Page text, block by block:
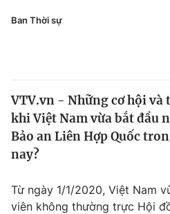
Pháp luật
Thế giới
Tin tức
Thế giới đó đây
Câu chuyện quốc tế
Kinh tế
Thị trường
Dữ liệu và đời sống
Công nghệ
Ban Thời sự
VTV.vn - Những cơ hội và
khi Việt Nam vừa bắt đầu
Bảo an Liên Hợp Quốc
nay?
Từ ngày 1/1/2020, Việt Nam
viên không thường trực Hội